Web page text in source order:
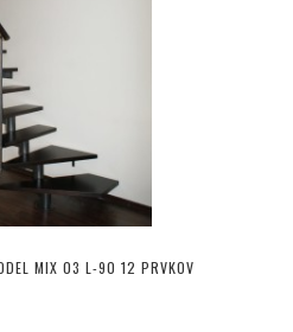
MIX 03 L-90 12 PRVKOV